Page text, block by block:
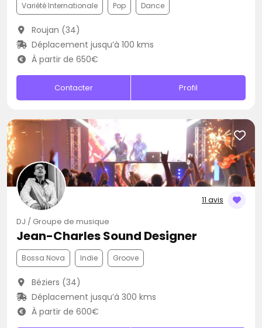
Variété Internationale Pop Dance
Roujan (34)
Déplacement jusqu’à 100 kms
À partir de 650€
Contacter Profil
11 avis
DJ / Groupe de musique
Jean-Charles Sound Designer
Bossa Nova Indie Groove
Béziers (34)
Déplacement jusqu’à 300 kms
À partir de 600€